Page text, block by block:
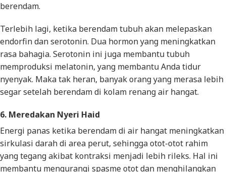
berendam.
Terlebih lagi, ketika berendam tubuh akan melepaskan
endorfin dan serotonin. Dua hormon yang meningkatkan
rasa bahagia. Serotonin ini juga membantu tubuh
memproduksi melatonin, yang membantu Anda tidur
nyenyak. Maka tak heran, banyak orang yang merasa lebih
segar setelah berendam di kolam renang air hangat.
6. Meredakan Nyeri Haid
Energi panas ketika berendam di air hangat meningkatkan
sirkulasi darah di area perut, sehingga otot-otot rahim
yang tegang akibat kontraksi menjadi lebih rileks. Hal ini
membantu mengurangi spasme otot dan menghilangkan